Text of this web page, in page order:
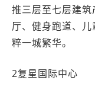
推三层至七层建
厅、健身跑道、
粹一城繁华。
2复星国际中心